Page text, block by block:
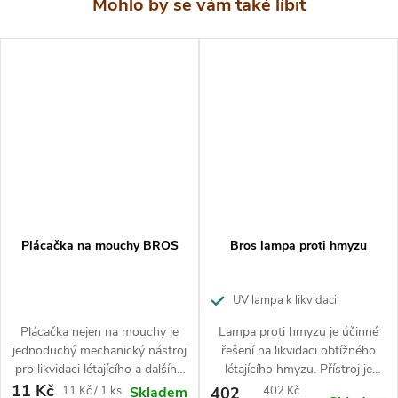
Plácačka na mouchy BROS
Plácačka nejen na mouchy je
jednoduchý mechanický nástroj
pro likvidaci létajícího a dalšího
obtížného hmyzu. Plácačky
11 Kč Měrná
11 Kč / 1 ks Skladem
Bros lampa proti hmyzu
UV lampa k likvidaci
Lampa proti hmyzu je účinné
řešení na likvidaci obtížného
létajícího hmyzu. Přístroj je
ideální pro použití do místností,
402
Měrná
402 Kč